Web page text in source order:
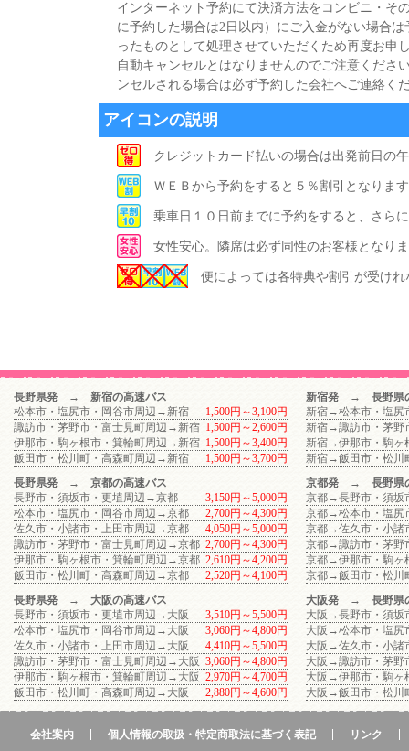
インターネット予約にて決済方法をコンビニ・そ
に予約した場合は2日以内）にご入金がない場合
ったものとして処理させていただくため再度お申
自動キャンセルとはなりませんのでご注意くだ
ンセルされる場合は必ず予約した会社へご連絡く
アイコンの説明
クレジットカード払いの場合は出発前日の
ＷＥＢから予約をすると５％割引となりま
乗車日１０日前までに予約をすると、さら
女性安心。隣席は必ず同性のお客様となり
便によっては各特典や割引が受けれ
長野県発 → 新宿の高速バス
松本市・塩尻市・岡谷市周辺→新宿
1,500円～3,100円
諏訪市・茅野市・富士見町周辺→新宿 1,500円～2,600円
伊那市・駒ヶ根市・箕輪町周辺→新宿 1,500円～3,400円
飯田市・松川町・高森町周辺→新宿
1,500円～3,700円
長野県発 → 京都の高速バス
長野市・須坂市・更埴周辺→京都
3,150円～5,000円
松本市・塩尻市・岡谷市周辺→京都
2,700円～4,300円
佐久市・小諸市・上田市周辺→京都
4,050円～5,000円
諏訪市・茅野市・富士見町周辺→京都 2,700円～4,300円
伊那市・駒ヶ根市・箕輪町周辺→京都 2,610円～4,200円
飯田市・松川町・高森町周辺→京都
2,520円～4,100円
長野県発 → 大阪の高速バス
長野市・須坂市・更埴市周辺→大阪
3,510円～5,500円
松本市・塩尻市・岡谷市周辺→大阪
3,060円～4,800円
佐久市・小諸市・上田市周辺→大阪
4,410円～5,500円
諏訪市・茅野市・富士見町周辺→大阪 3,060円～4,800円
伊那市・駒ヶ根市・箕輪町周辺→大阪 2,970円～4,700円
飯田市・松川町・高森町周辺→大阪
2,880円～4,600円
新宿発 → 長野県
新宿→松本市・塩尻
新宿→諏訪市・茅野
新宿→伊那市・駒ヶ
新宿→飯田市・松川
京都発 → 長野県
京都→長野市・須坂
京都→松本市・塩尻
京都→佐久市・小諸
京都→諏訪市・茅野
京都→伊那市・駒ヶ
京都→飯田市・松川
大阪発 → 長野県
大阪→長野市・須坂
大阪→松本市・塩尻
大阪→佐久市・小諸
大阪→諏訪市・茅野
大阪→伊那市・駒ヶ
大阪→飯田市・松川
会社案内 個人情報の取扱・特定商取法に基づく表記 リンク